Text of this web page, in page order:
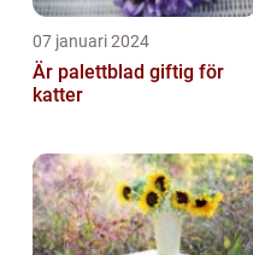
07 januari 2024
Är palettblad giftig för
katter